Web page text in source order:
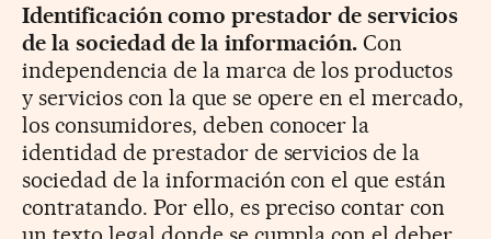
Identificación como prestador de servicios
de la sociedad de la información. Con
independencia de la marca de los productos
y servicios con la que se opere en el mercado,
los consumidores, deben conocer la
identidad de prestador de servicios de la
sociedad de la información con el que están
contratando. Por ello, es preciso contar con